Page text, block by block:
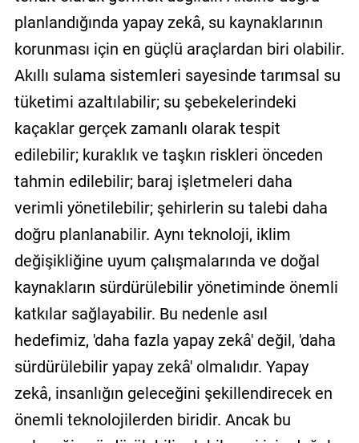
planlandığında yapay zekâ, su kaynaklarının
korunması için en güçlü araçlardan biri olabilir.
Akıllı sulama sistemleri sayesinde tarımsal su
tüketimi azaltılabilir; su şebekelerindeki
kaçaklar gerçek zamanlı olarak tespit
edilebilir; kuraklık ve taşkın riskleri önceden
tahmin edilebilir; baraj işletmeleri daha
verimli yönetilebilir; şehirlerin su talebi daha
doğru planlanabilir. Aynı teknoloji, iklim
değişikliğine uyum çalışmalarında ve doğal
kaynakların sürdürülebilir yönetiminde önemli
katkılar sağlayabilir. Bu nedenle asıl
hedefimiz, 'daha fazla yapay zekâ' değil, 'daha
sürdürülebilir yapay zekâ' olmalıdır. Yapay
zekâ, insanlığın geleceğini şekillendirecek en
önemli teknolojilerden biridir. Ancak bu